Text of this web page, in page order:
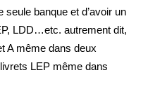
seule banque et d’avoir un
LDD…etc. autrement dit,
A même dans deux
LEP même dans